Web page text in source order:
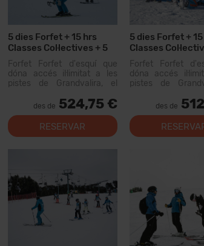
5 dies Forfet + 15 hrs
Classes Col·lectives + 5
dies Lloguer Material
Forfet Forfet d'esquí que
dóna accés il·limitat a les
pistes de Grandvalira, el
dels Pirineus. Amb aquest
forfet podràs recórrer més...
des de 524,75 €
RESERVAR
5 dies Forfet +
Classes
Menús
Forfet Forfet
dóna accés
pistes de
dels Pirineus.
forfet podràs
de 200 km de
opcions per a tots
des de